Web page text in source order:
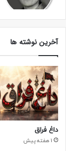
آخرین نوشته ها
داغ فراق
1 هفته پیش